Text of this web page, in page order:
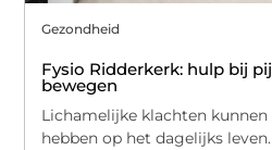
Gezondheid
Fysio Ridderkerk: hulp bij
bewegen
Lichamelijke klachten
hebben op het dagelijks